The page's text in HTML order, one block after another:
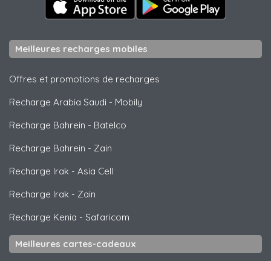
Meilleures recharges mobiles
Offres et promotions de recharges
Recharge Arabia Saudi - Mobily
Recharge Bahrein - Batelco
Recharge Bahrein - Zain
Recharge Irak - Asia Cell
Recharge Irak - Zain
Recharge Kenia - Safaricom
Meilleures cartes-cadeaux